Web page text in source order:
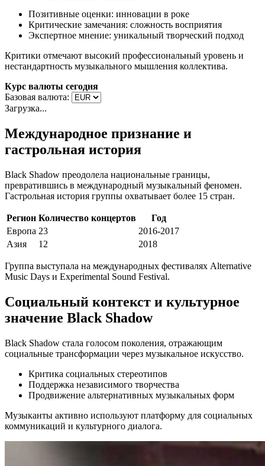
Позитивные оценки: инновации в роке
Критические замечания: сложность восприятия
Экспертное мнение: уникальный творческий подход
Критики отмечают высокий профессиональный уровень и
нестандартность музыкального мышления коллектива.
Курс валюты сегодня
Базовая валюта:
Загрузка...
Международное признание и
гастрольная история
Black Shadow преодолела национальные границы,
превратившись в международный музыкальный феномен.
Гастрольная история группы охватывает более 15 стран.
Регион Количество концертов
Год
Европа 23
2016-2017
Азия
12 2018
Группа выступала на международных фестивалях Alternative
Music Days и Experimental Sound Festival.
Социальный контекст и культурное
значение Black Shadow
Black Shadow стала голосом поколения, отражающим
социальные трансформации через музыкальное искусство.
Критика социальных стереотипов
Поддержка независимого творчества
Продвижение альтернативных музыкальных форм
Музыканты активно используют платформу для социальных
коммуникаций и культурного диалога.